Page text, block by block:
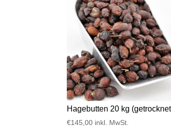
Hagebutten 20 kg
€145,00 inkl. MwSt.